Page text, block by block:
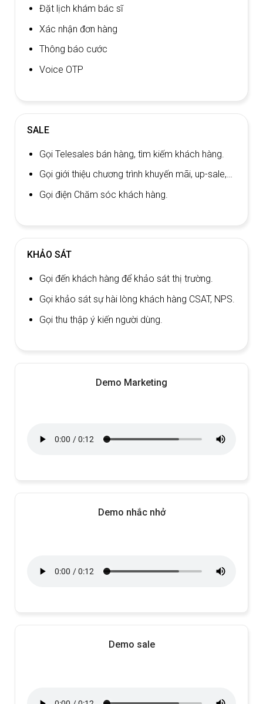
Đặt lịch khám bác sĩ
Xác nhận đơn hàng
Thông báo cước
Voice OTP
SALE
Gọi Telesales bán hàng, tìm kiếm khách hàng.
Gọi giới thiệu chương trình khuyến mãi, up-sale,…
Gọi điện Chăm sóc khách hàng.
KHẢO SÁT
Gọi đến khách hàng để khảo sát thị trường.
Gọi khảo sát sự hài lòng khách hàng CSAT, NPS.
Gọi thu thập ý kiến người dùng.
Demo Marketing
Demo nhắc nhở
Demo sale